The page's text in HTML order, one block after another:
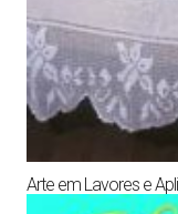
Arte em Lavores e